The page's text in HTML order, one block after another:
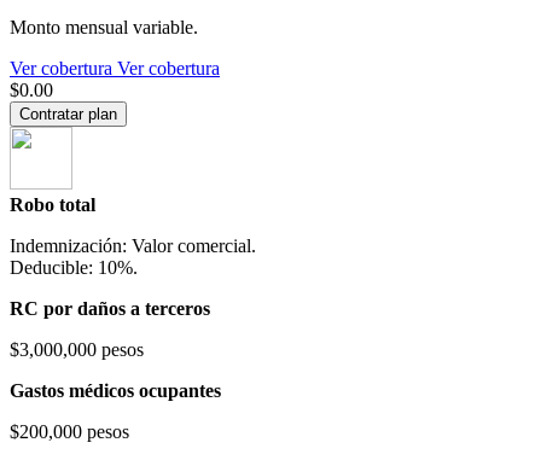
Monto mensual variable.
Ver cobertura Ver cobertura
$0.00
Contratar plan
Robo total
Indemnización: Valor comercial.
Deducible: 10%.
RC por daños a terceros
$3,000,000 pesos
Gastos médicos ocupantes
$200,000 pesos